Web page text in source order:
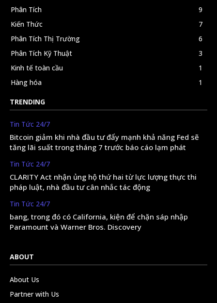
Phân Tích
9
Kiến Thức
7
Phân Tích Thị Trường
6
Phân Tích Kỹ Thuật
3
Kinh tế toàn cầu
1
Hàng hóa
1
TRENDING
Tin Tức 24/7
Bitcoin giảm khi nhà đầu tư đẩy mạnh khả năng Fed sẽ
tăng lãi suất trong tháng 7 trước báo cáo lạm phát
Tin Tức 24/7
CLARITY Act nhận ủng hộ thứ hai từ lực lượng thực thi
pháp luật, nhà đầu tư cân nhắc tác động
Tin Tức 24/7
bang, trong đó có California, kiện để chặn sáp nhập
Paramount và Warner Bros. Discovery
ABOUT
About Us
Partner with Us